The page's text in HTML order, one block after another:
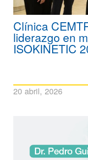
Clínica
liderazgo en
ISOKINETIC
20 abril, 2026